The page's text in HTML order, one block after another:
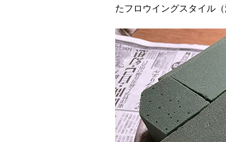
たフロウイングスタイル